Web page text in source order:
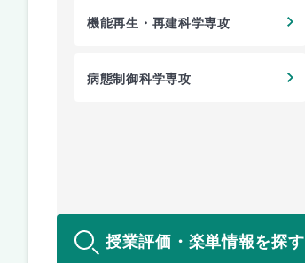
機能再生・再建科学専攻
病態制御科学専攻
授業評価・楽単情報を探す